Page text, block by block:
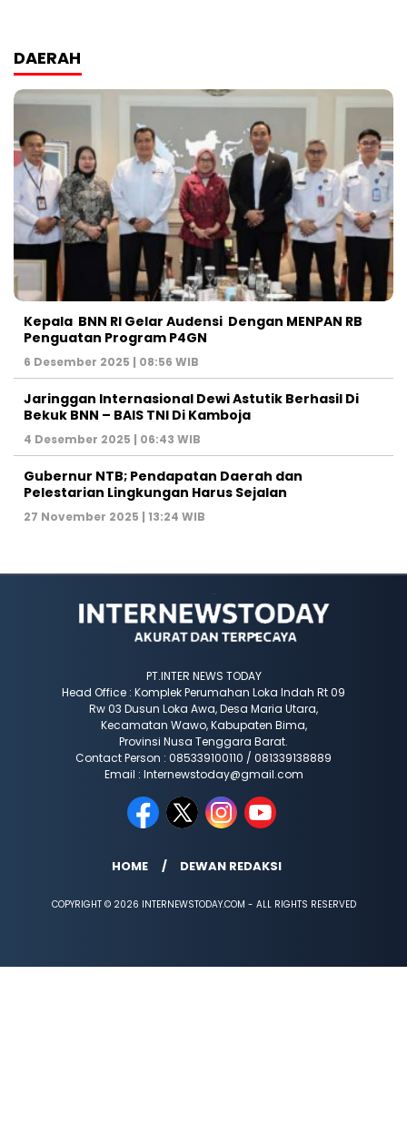
DAERAH
Kepala BNN RI Gelar Audensi Dengan MENPAN RB
Penguatan Program P4GN
6 Desember 2025 | 08:56 WIB
Jaringgan Internasional Dewi Astutik Berhasil Di
Bekuk BNN – BAIS TNI Di Kamboja
4 Desember 2025 | 06:43 WIB
Gubernur NTB; Pendapatan Daerah dan
Pelestarian Lingkungan Harus Sejalan
27 November 2025 | 13:24 WIB
PT.INTER NEWS TODAY
Head Office : Komplek Perumahan Loka Indah Rt 09
Rw 03 Dusun Loka Awa, Desa Maria Utara,
Kecamatan Wawo, Kabupaten Bima,
Provinsi Nusa Tenggara Barat.
Contact Person : 085339100110 / 081339138889
Email : Internewstoday@gmail.com
HOME DEWAN REDAKSI
COPYRIGHT © 2026 INTERNEWSTODAY.COM - ALL RIGHTS RESERVED